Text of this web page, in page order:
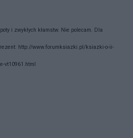
i zwykłych kłamstw. Nie polecam. Dla
http://www.forumksiazki.pl/ksiazki-o-ii-
vt10961.html